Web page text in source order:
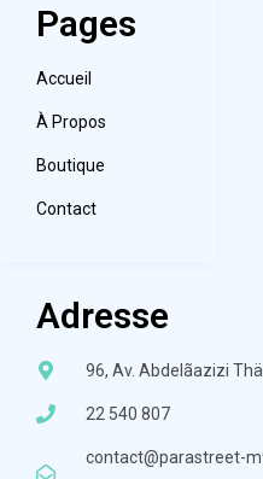
Pages
Accueil
À Propos
Boutique
Contact
Adresse
96, Av. Abdelãazizi
22 540 807
contact@parastreet-